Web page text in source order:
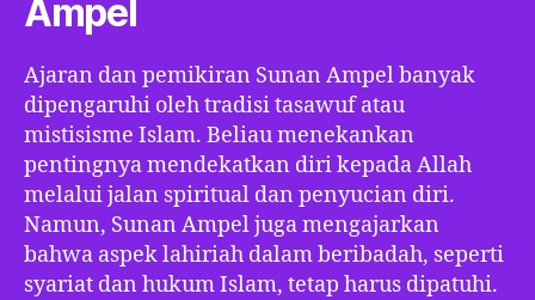
Ampel
Ajaran dan pemikiran Sunan Ampel banyak
dipengaruhi oleh tradisi tasawuf atau
mistisisme Islam. Beliau menekankan
pentingnya mendekatkan diri kepada Allah
melalui jalan spiritual dan penyucian diri.
Namun, Sunan Ampel juga mengajarkan
bahwa aspek lahiriah dalam beribadah, seperti
syariat dan hukum Islam, tetap harus dipatuhi.